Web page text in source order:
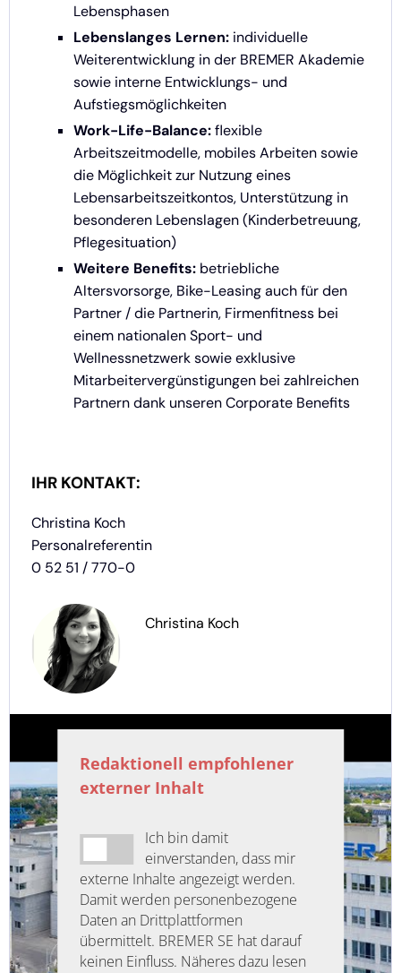
Lebensphasen
Lebenslanges Lernen: individuelle
Weiterentwicklung in der BREMER Akademie
sowie interne Entwicklungs- und
Aufstiegsmöglichkeiten
Work-Life-Balance:flexible
Arbeitszeitmodelle, mobiles Arbeiten sowie
die Möglichkeit zur Nutzung eines
Lebensarbeitszeitkontos, Unterstützung in
besonderen Lebenslagen (Kinderbetreuung,
Pflegesituation)
Weitere Benefits: betriebliche
Altersvorsorge, Bike-Leasing auch für den
Partner / die Partnerin, Firmenfitness bei
einem nationalen Sport- und
Wellnessnetzwerk sowie exklusive
Mitarbeitervergünstigungen bei zahlreichen
Partnern dank unseren Corporate Benefits
IHR KONTAKT:
Christina Koch
Personalreferentin
0 52 51 / 770-0
Christina Koch
Redaktionell empfohlener
externer Inhalt
Ich bin damit
einverstanden, dass mir
externe Inhalte angezeigt werden.
Damit werden personenbezogene
Daten an Drittplattformen
übermittelt. BREMER SE hat darauf
keinen Einfluss. Näheres dazu lesen